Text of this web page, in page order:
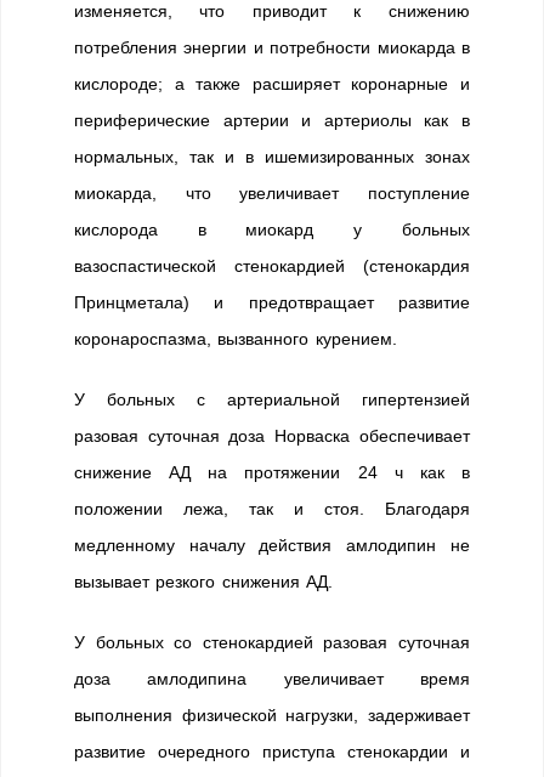
изменяется, что приводит к снижению
потребления энергии и потребности миокарда в
кислороде; а также расширяет коронарные и
периферические артерии и артериолы как в
нормальных, так и в ишемизированных зонах
миокарда, что увеличивает поступление
кислорода в миокард у больных
вазоспастической стенокардией (стенокардия
Принцметала) и предотвращает развитие
коронароспазма, вызванного курением.
У больных с артериальной гипертензией
разовая суточная доза Норваска обеспечивает
снижение АД на протяжении 24 ч как в
положении лежа, так и стоя. Благодаря
медленному началу действия амлодипин не
вызывает резкого снижения АД.
У больных со стенокардией разовая суточная
доза амлодипина увеличивает время
выполнения физической нагрузки, задерживает
развитие очередного приступа стенокардии и